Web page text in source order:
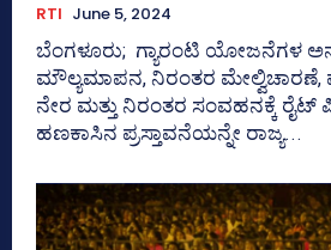
RTI June 5, 2024
ಬೆಂಗಳೂರು; ಗ್ಯಾರಂಟಿ ಯೋಜನೆಗಳ
ಮೌಲ್ಯಮಾಪನ, ನಿರಂತರ ಮೇಲ್ವಿಚಾರಣೆ,
ನೇರ ಮತ್ತು ನಿರಂತರ ಸಂವಹನಕ್ಕೆ ರೈಟ್‌
ಹಣಕಾಸಿನ ಪ್ರಸ್ತಾವನೆಯನ್ನೇ ರಾಜ್ಯ...